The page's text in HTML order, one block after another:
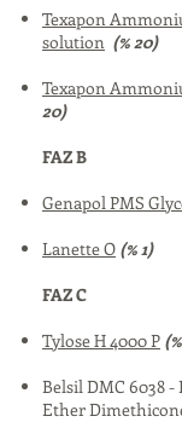
Texapon
solution (% 20)
Texapon
20)
FAZ B
Genapol PMS
Lanette O (% 1)
FAZ C
Tylose H 4000 P
Belsil DMC 6038 -
Ether